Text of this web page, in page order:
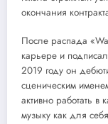
окончания
После распада
карьере и
2019 году он
сценическим
активно работать в
музыку как для